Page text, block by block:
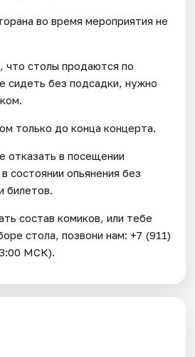
во время мероприятия не
что столы продаются по
сидеть без подсадки, нужно
только до конца концерта.
отказать в посещении
состоянии опьянения без
билетов.
состав комиков, или тебе
стола, позвони нам: +7 (911)
МСК).